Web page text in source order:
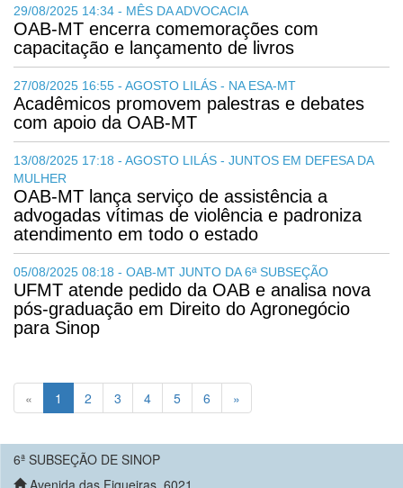
29/08/2025 14:34 - MÊS DA ADVOCACIA
OAB-MT encerra comemorações com
capacitação e lançamento de livros
27/08/2025 16:55 - AGOSTO LILÁS - NA ESA-MT
Acadêmicos promovem palestras e debates
com apoio da OAB-MT
13/08/2025 17:18 - AGOSTO LILÁS - JUNTOS EM DEFESA DA
MULHER
OAB-MT lança serviço de assistência a
advogadas vítimas de violência e padroniza
atendimento em todo o estado
05/08/2025 08:18 - OAB-MT JUNTO DA 6ª SUBSEÇÃO
UFMT atende pedido da OAB e analisa nova
pós-graduação em Direito do Agronegócio
para Sinop
« 1 (current)
2 3 4 5 6 »
6ª SUBSEÇÃO DE SINOP